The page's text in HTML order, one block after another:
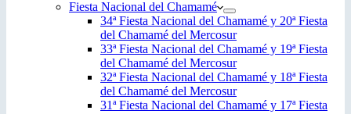
Fiesta Nacional del Chamamé
34ª Fiesta Nacional del Chamamé y 20ª Fiesta
del Chamamé del Mercosur
33ª Fiesta Nacional del Chamamé y 19ª Fiesta
del Chamamé del Mercosur
32ª Fiesta Nacional del Chamamé y 18ª Fiesta
del Chamamé del Mercosur
31ª Fiesta Nacional del Chamamé y 17ª Fiesta